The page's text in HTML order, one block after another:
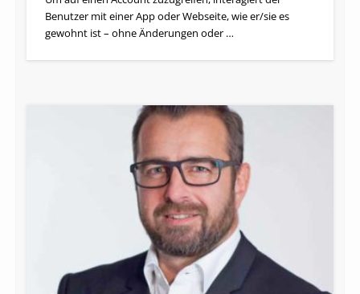
Benutzer mit einer App oder Webseite, wie er/sie es
gewohnt ist – ohne Änderungen oder …